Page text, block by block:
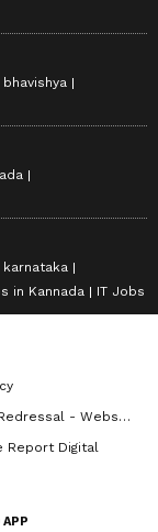
in Kannada IT Jobs
- Website
Report Digital
APP